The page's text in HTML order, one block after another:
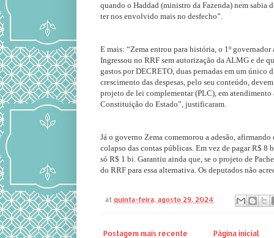
quando o Haddad (ministro da Fazenda) nem sabia
ter nos envolvido mais no desfecho”.
E mais: “Zema entrou para história, o 1º governador
Ingressou no RRF sem autorização da ALMG e de
gastos por DECRETO, duas pernadas em um único
crescimento das despesas, pelo seu conteúdo,
projeto de lei complementar (PLC), em
Constituição do Estado”, justificaram.
Já o governo Zema comemorou a adesão,
colapso das contas públicas. Em vez de pagar R$ 8
só R$ 1 bi. Garantiu ainda que, se o projeto de
do RRF para essa alternativa. Os deputados não
atquinta-feira, agosto 29, 2024
Postagem mais recente Página inicial